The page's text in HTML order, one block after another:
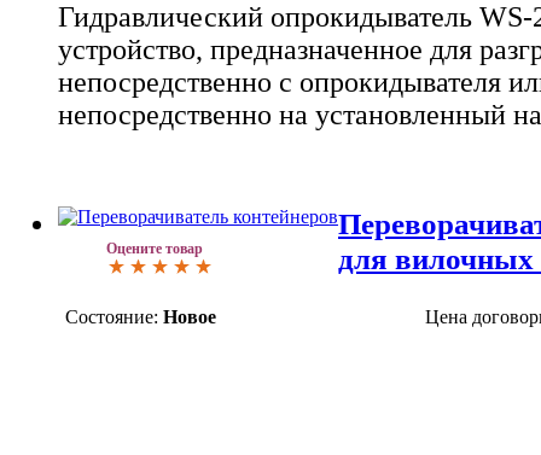
Гидравлический опрокидыватель WS-
устройство, предназначенное для
непосредственно с опрокидывателя
непосредственно на установленный
Оцените товар
для вилочных
Состояние: Новое Цена